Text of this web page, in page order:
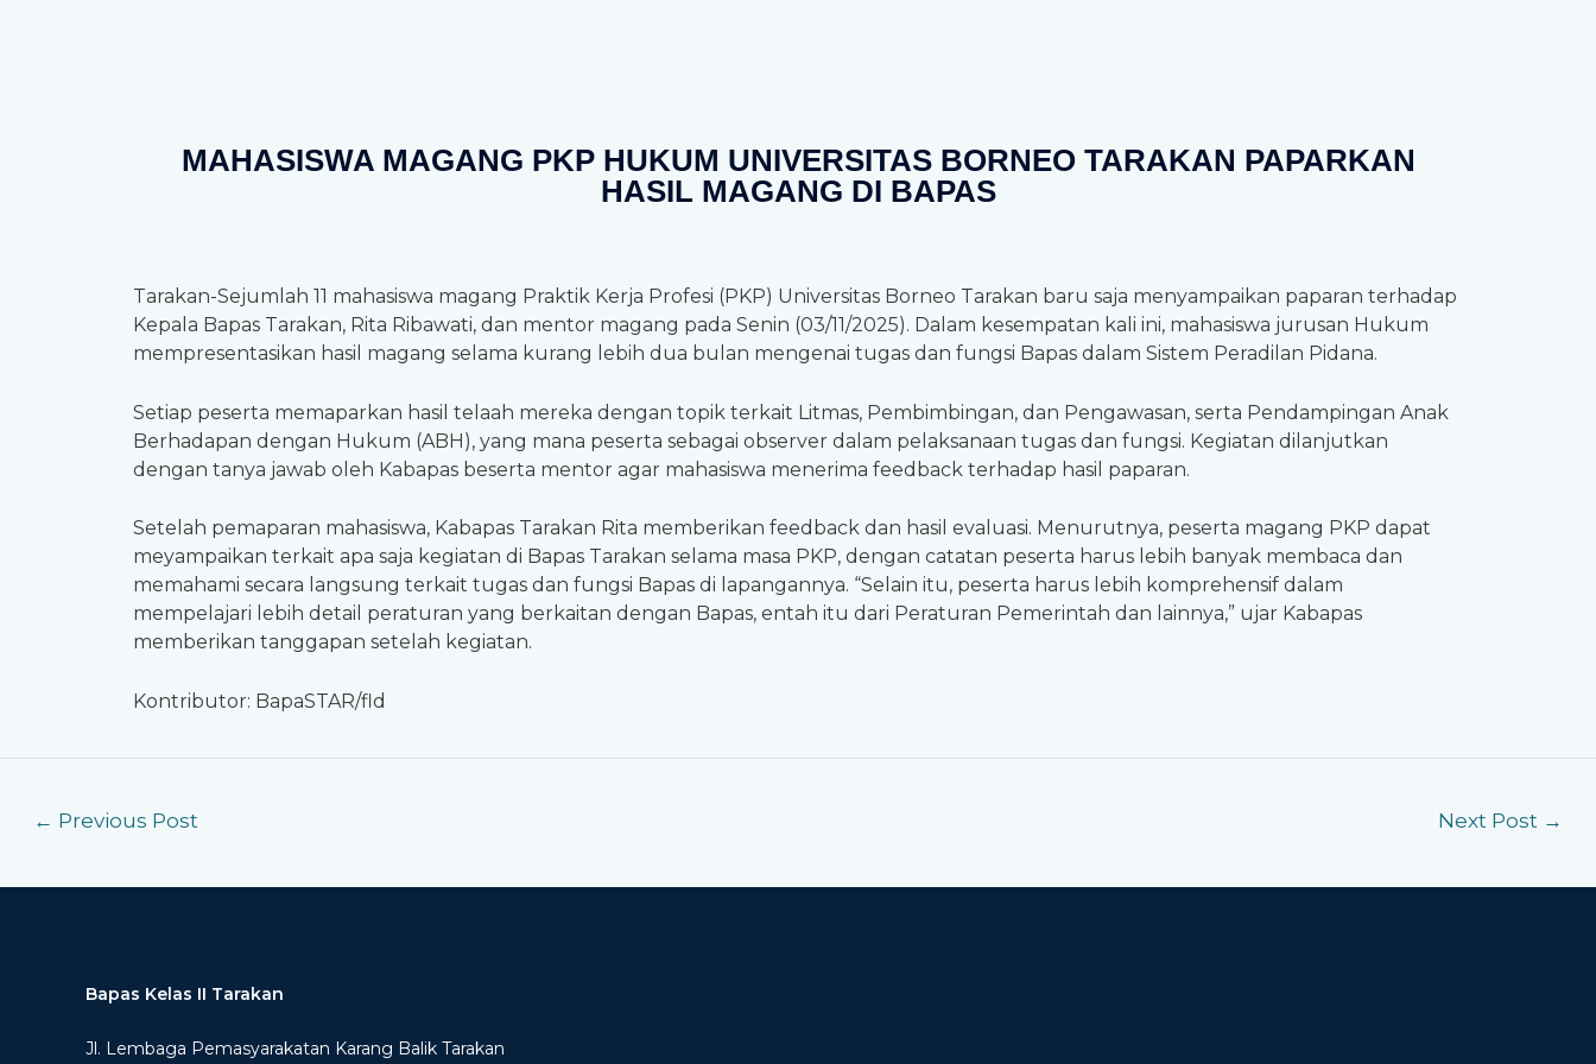
MAHASISWA MAGANG PKP HUKUM UNIVERSITAS BORNEO TARAKAN PAPARKAN
HASIL MAGANG DI BAPAS
Tarakan-Sejumlah 11 mahasiswa magang Praktik Kerja Profesi (PKP) Universitas Borneo Tarakan baru saja menyampaikan paparan terhadap
Kepala Bapas Tarakan, Rita Ribawati, dan mentor magang pada Senin (03/11/2025). Dalam kesempatan kali ini, mahasiswa jurusan Hukum
mempresentasikan hasil magang selama kurang lebih dua bulan mengenai tugas dan fungsi Bapas dalam Sistem Peradilan Pidana.
Setiap peserta memaparkan hasil telaah mereka dengan topik terkait Litmas, Pembimbingan, dan Pengawasan, serta Pendampingan Anak
Berhadapan dengan Hukum (ABH), yang mana peserta sebagai observer dalam pelaksanaan tugas dan fungsi. Kegiatan dilanjutkan
dengan tanya jawab oleh Kabapas beserta mentor agar mahasiswa menerima feedback terhadap hasil paparan.
Setelah pemaparan mahasiswa, Kabapas Tarakan Rita memberikan feedback dan hasil evaluasi. Menurutnya, peserta magang PKP dapat
meyampaikan terkait apa saja kegiatan di Bapas Tarakan selama masa PKP, dengan catatan peserta harus lebih banyak membaca dan
memahami secara langsung terkait tugas dan fungsi Bapas di lapangannya. “Selain itu, peserta harus lebih komprehensif dalam
mempelajari lebih detail peraturan yang berkaitan dengan Bapas, entah itu dari Peraturan Pemerintah dan lainnya,” ujar Kabapas
memberikan tanggapan setelah kegiatan.
Kontributor: BapaSTAR/fld
← Previous Post Next Post →
Bapas Kelas II Tarakan
Jl. Lembaga Pemasyarakatan Karang Balik Tarakan